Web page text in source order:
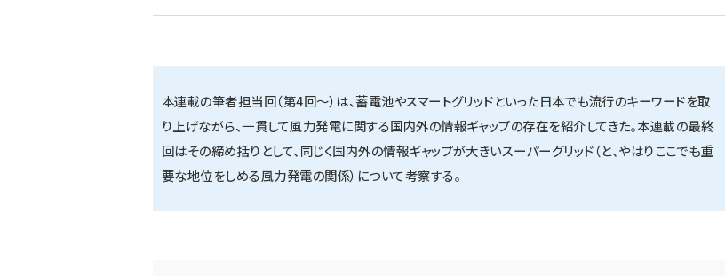
本連載の筆者担当回（第4回〜）は、蓄電池やスマートグリッドといった日本でも流行のキーワードを取
り上げながら、一貫して風力発電に関する国内外の情報ギャップの存在を紹介してきた。本連載の最終
回はその締め括りとして、同じく国内外の情報ギャップが大きいスーパーグリッド（と、やはりここでも重
要な地位をしめる風力発電の関係）について考察する。